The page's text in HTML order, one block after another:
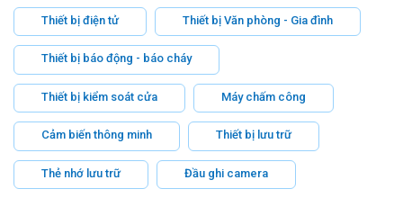
Thiết bị điện tử Thiết bị Văn phòng - Gia đình
Thiết bị báo động - báo cháy
Thiết bị kiểm soát cửa Máy chấm công
Cảm biến thông minh Thiết bị lưu trữ
Thẻ nhớ lưu trữ Đầu ghi camera